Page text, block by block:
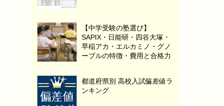
【中学受験の塾選び】
SAPIX・日能研・四谷大塚・
早稲アカ・エルカミノ・グノ
ーブルの特徴・費用と合格力
都道府県別 高校入試偏差値ラ
ンキング